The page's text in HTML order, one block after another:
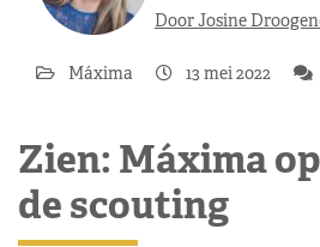
Door Josine
Máxima 13 mei 2022
Zien: Máxima
de scouting